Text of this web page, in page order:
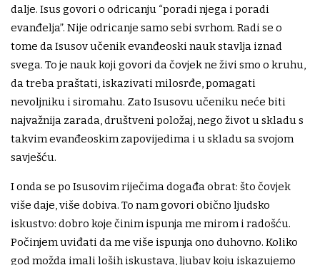
dalje. Isus govori o odricanju “poradi njega i poradi
evanđelja”. Nije odricanje samo sebi svrhom. Radi se o
tome da Isusov učenik evanđeoski nauk stavlja iznad
svega. To je nauk koji govori da čovjek ne živi smo o kruhu,
da treba praštati, iskazivati milosrđe, pomagati
nevoljniku i siromahu. Zato Isusovu učeniku neće biti
najvažnija zarada, društveni položaj, nego život u skladu s
takvim evanđeoskim zapovijedima i u skladu sa svojom
savješću.
I onda se po Isusovim riječima događa obrat: što čovjek
više daje, više dobiva. To nam govori obično ljudsko
iskustvo: dobro koje činim ispunja me mirom i radošću.
Počinjem uviđati da me više ispunja ono duhovno. Koliko
god možda imali loših iskustava, ljubav koju iskazujemo